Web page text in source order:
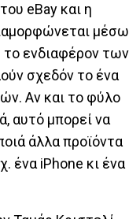
eBay και η
μέσω
ενδιαφέρον των
σχεδόν το ένα
Αν και το φύλο
αυτό μπορεί να
άλλα προϊόντα
ένα iPhone κι ένα